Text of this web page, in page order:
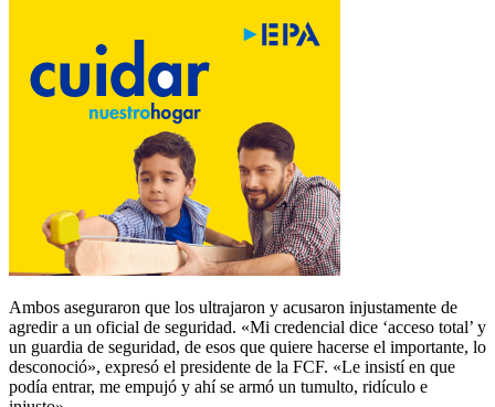
Ambos aseguraron que los ultrajaron y acusaron injustamente de
agredir a un oficial de seguridad. «Mi credencial dice ‘acceso total’ y
un guardia de seguridad, de esos que quiere hacerse el importante, lo
desconoció», expresó el presidente de la FCF. «Le insistí en que
podía entrar, me empujó y ahí se armó un tumulto, ridículo e